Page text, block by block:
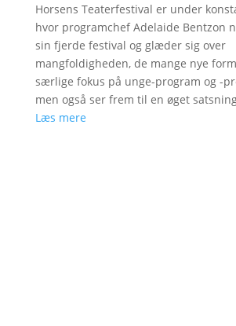
Horsens Teaterfestival er under
hvor programchef Adelaide Bentzon
sin fjerde festival og glæder sig over
mangfoldigheden, de mange nye
særlige fokus på unge-program og -
men også ser frem til en øget
Læs mere